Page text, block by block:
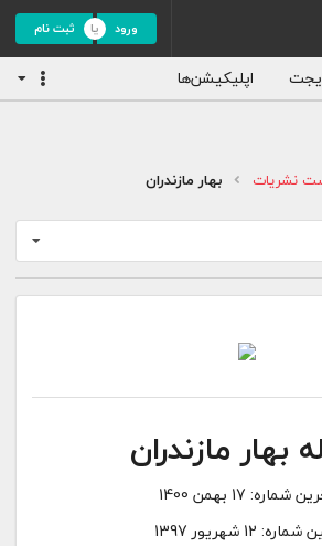
ورود ثبت نام
اپلیکیشن‌ها
نشریات بهار مازندران
بهار مازندران
شماره: 17 بهمن 1400
شماره: 12 شهریور 1397